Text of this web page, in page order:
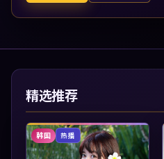
精选推荐
韩国 热播